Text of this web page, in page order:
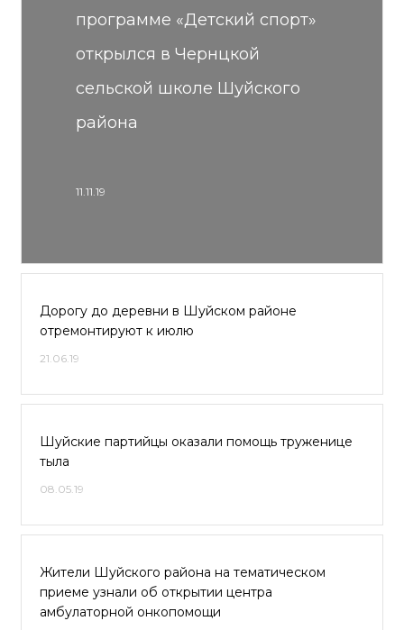
программе «Детский спорт»
открылся в Чернцкой
сельской школе Шуйского
района
11.11.19
Дорогу до деревни в Шуйском районе
отремонтируют к июлю
21.06.19
Шуйские партийцы оказали помощь труженице
тыла
08.05.19
Жители Шуйского района на тематическом
приеме узнали об открытии центра
амбулаторной онкопомощи